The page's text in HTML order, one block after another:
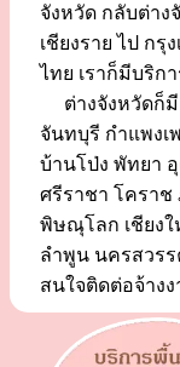
จังหวัด กลับต่าง
เชียงราย ไป กรุ
ไทย เราก็มีบริก
ต่างจังหวัดก็มี
จันทบุรี กำแพง
บ้านโป่ง พัทยา
ศรีราชา โคราช
พิษณุโลก เชียง
ลำพูน นครสวร
สนใจติดต่อจ้าง